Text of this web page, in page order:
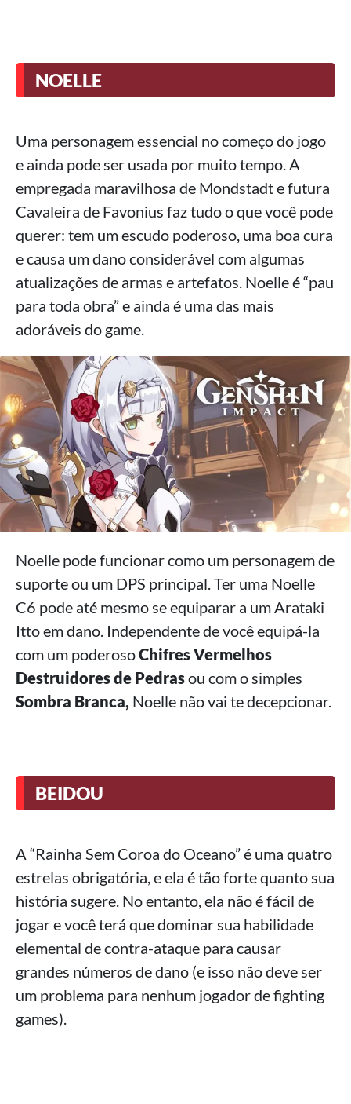
NOELLE
Uma personagem essencial no começo do jogo
e ainda pode ser usada por muito tempo. A
empregada maravilhosa de Mondstadt e futura
Cavaleira de Favonius faz tudo o que você pode
querer: tem um escudo poderoso, uma boa cura
e causa um dano considerável com algumas
atualizações de armas e artefatos. Noelle é “pau
para toda obra” e ainda é uma das mais
adoráveis do game.
Noelle pode funcionar como um personagem de
suporte ou um DPS principal. Ter uma Noelle
C6 pode até mesmo se equiparar a um Arataki
Itto em dano. Independente de você equipá-la
com um poderosoChifres Vermelhos
Destruidores de Pedrasou com o simples
Sombra Branca, Noelle não vai te decepcionar.
BEIDOU
A “Rainha Sem Coroa do Oceano” é uma quatro
estrelas obrigatória, e ela é tão forte quanto sua
história sugere. No entanto, ela não é fácil de
jogar e você terá que dominar sua habilidade
elemental de contra-ataque para causar
grandes números de dano (e isso não deve ser
um problema para nenhum jogador de fighting
games).